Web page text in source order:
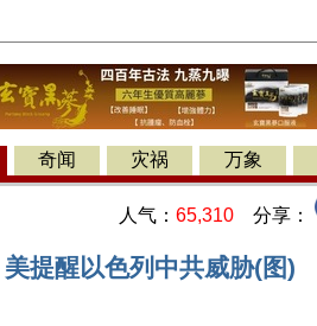
奇闻 灾祸 万象
人气： 65,310 分享：
提醒以色列中共威胁(图)